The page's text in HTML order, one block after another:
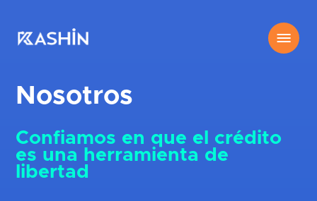
Nosotros
Confiamos en que el crédito
es una herramienta de
libertad